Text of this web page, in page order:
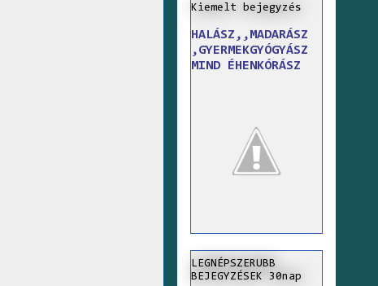
Kiemelt bejegyzés
HALÁSZ,,MADARÁSZ
,GYERMEKGYÓGYÁSZ
MIND ÉHENKÓRÁSZ
LEGNÉPSZERUBB
BEJEGYZÉSEK 30nap